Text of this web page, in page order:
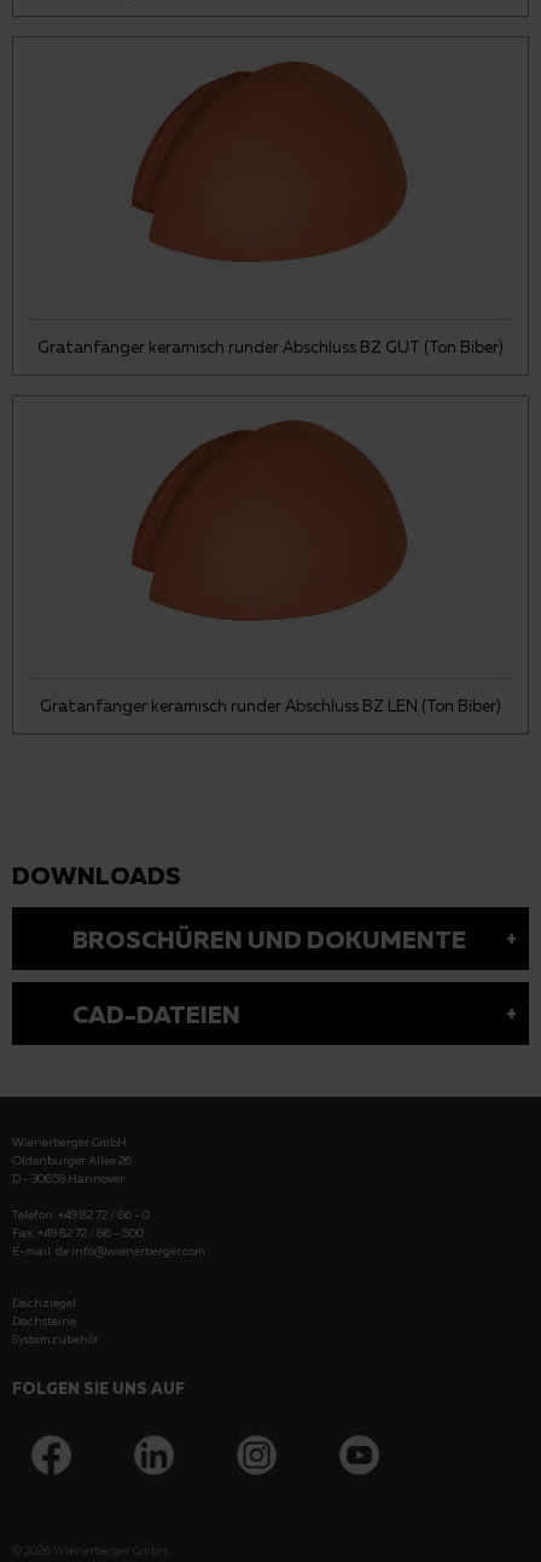
Gratanfänger keramisch runder Abschluss BZ GUT (Ton Biber)
Gratanfänger keramisch runder Abschluss BZ LEN (Ton Biber)
DOWNLOADS
BROSCHÜREN UND DOKUMENTE
CAD-DATEIEN
Wienerberger GmbH
Oldenburger Allee 26
D - 30659 Hannover
Telefon: +49 82 72 / 86 - 0
Fax: +49 82 72 / 86 - 500
E-mail: de.info@wienerberger.com
Dachziegel
Dachsteine
Systemzubehör
FOLGEN SIE UNS AUF
© 2026 Wienerberger GmbH